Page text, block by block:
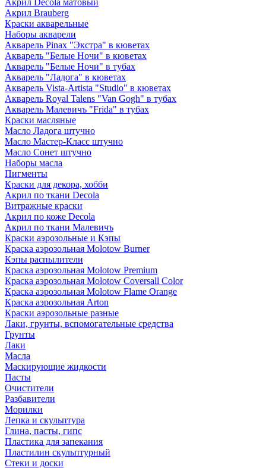
Акрил Decola матовый
Акрил Brauberg
Краски акварельные
Наборы акварели
Акварель Pinax "Экстра" в кюветах
Акварель "Белые Ночи" в кюветах
Акварель "Белые Ночи" в тубах
Акварель "Ладога" в кюветах
Акварель Vista-Artista "Studio" в кюветах
Акварель Royal Talens "Van Gogh" в тубах
Акварель Малевичъ "Frida" в тубах
Краски масляные
Масло Ладога штучно
Масло Мастер-Класс штучно
Масло Сонет штучно
Наборы масла
Пигменты
Краски для декора, хобби
Акрил по ткани Decola
Витражные краски
Акрил по коже Decola
Акрил по ткани Малевичъ
Краски аэрозольные и Кэпы
Краска аэрозольная Molotow Burner
Кэпы распылители
Краска аэрозольная Molotow Premium
Краска аэрозольная Molotow Coversall Color
Краска аэрозольная Molotow Flame Orange
Краска аэрозольная Arton
Краски аэрозольные разные
Лаки, грунты, вспомогательные средства
Грунты
Лаки
Масла
Маскирующие жидкости
Пасты
Очистители
Разбавители
Морилки
Лепка и скульптура
Глина, пасты, гипс
Пластика для запекания
Пластилин скульптурный
Стеки и доски